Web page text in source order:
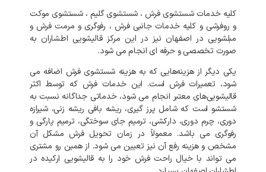
کلیه خدمات شستشوی فرش ، شستشوی گلیم ، شستشوی موکت
و روفرشی و کلیه خدمات جانبی فرش ، رفوگری و مرمت فرش و
مبلشویی در اصفهان نیز در این مرکز قالیشویی اطشاران به
صورت تخصصی و حرفه ای انجام می شود.
یکی دیگر از هزینه‌هایی که به هزینه شستشوی فرش اضافه می
شود، تعمیرات فرش است. این خدمات فرش که توسط اکثر
قالیشویی‌های معتبر انجام می شود، خدماتی جداگانه نسبت به
شستشو است که شامل پرز گیری، ریشه بافی ریشه زنی، شیرازه
دوری، چرم دوری، دارکشی، ترمیم جای سوختگی، ترمیم پارگی و
رفوگری می باشد. معمولاً در زمان تحویل فرش مشکل آن
مشخص و هزینه رفع آن نیز تعیین می شود. از همین رو مشتری
می تواند با خیال راحت فرش خود را به قالیشویی ارکیده در